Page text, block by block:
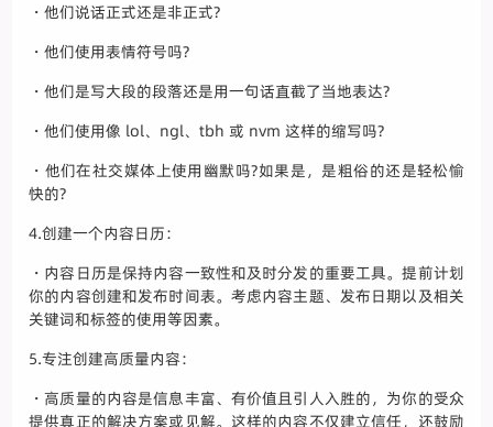
・他们说话正式还是非正式?
・他们使用表情符号吗?
・他们是写大段的段落还是用一句话直截了当地表达?
・他们使用像 lol、ngl、tbh 或 nvm 这样的缩写吗?
・他们在社交媒体上使用幽默吗?如果是，是粗俗的还是轻松愉
快的?
4.创建一个内容日历：
・内容日历是保持内容一致性和及时分发的重要工具。提前计划
你的内容创建和发布时间表。考虑内容主题、发布日期以及相关
关键词和标签的使用等因素。
5.专注创建高质量内容：
・高质量的内容是信息丰富、有价值且引人入胜的，为你的受众
提供真正的解决方案或见解。这样的内容不仅建立信任，还鼓励